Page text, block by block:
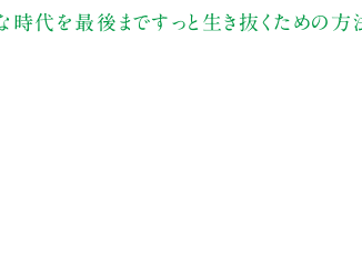
代を最後まですっと生き抜くための方